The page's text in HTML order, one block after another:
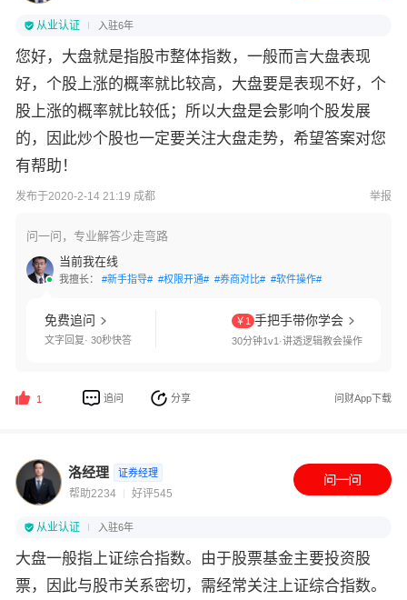
从业认证 入驻6年
您好，大盘就是指股市整体指数，一般而言大盘表现
好，个股上涨的概率就比较高，大盘要是表现不好，个
股上涨的概率就比较低；所以大盘是会影响个股发展
的，因此炒个股也一定要关注大盘走势，希望答案对您
有帮助！
发布于2020-2-14 21:19 成都 举报
问一问，专业解答少走弯路
当前我在线
我擅长： #新手指导# #权限开通# #券商对比# #软件操作#
免费追问
文字回复· 30秒快答
￥1 手把手带你学会
30分钟1v1·讲透逻辑教会操作
1 追问 分享 问财App下载
洛经理 证券经理
帮助2234 好评545
从业认证 入驻6年
大盘一般指上证综合指数。由于股票基金主要投资股
票，因此与股市关系密切，需经常关注上证综合指数。